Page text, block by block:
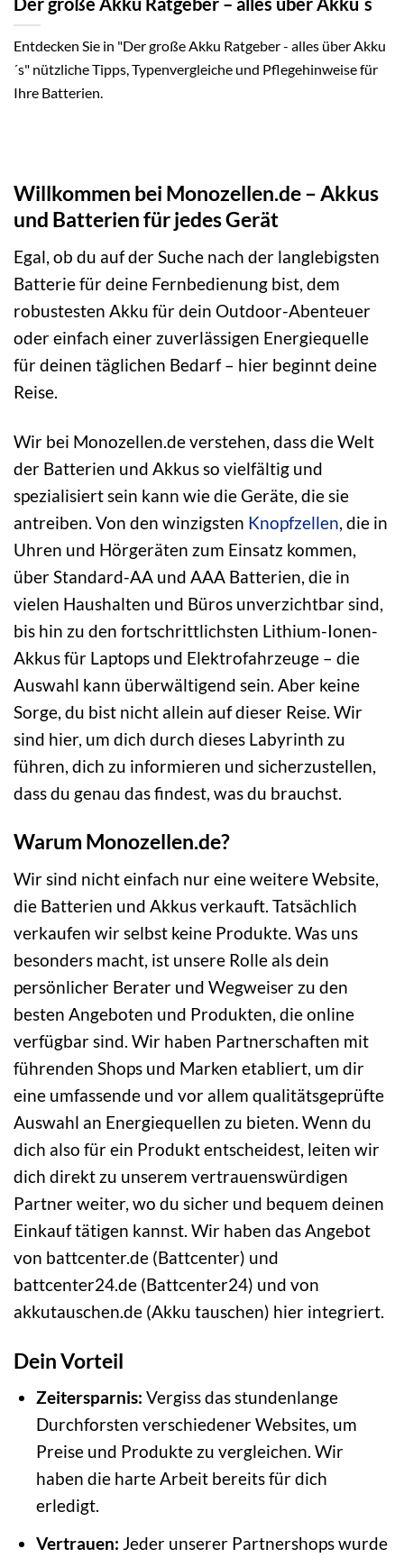
Der große Akku Ratgeber – alles über Akku´s
Entdecken Sie in "Der große Akku Ratgeber - alles über Akku
´s" nützliche Tipps, Typenvergleiche und Pflegehinweise für
Ihre Batterien.
Willkommen bei Monozellen.de – Akkus
und Batterien für jedes Gerät
Egal, ob du auf der Suche nach der langlebigsten
Batterie für deine Fernbedienung bist, dem
robustesten Akku für dein Outdoor-Abenteuer
oder einfach einer zuverlässigen Energiequelle
für deinen täglichen Bedarf – hier beginnt deine
Reise.
Wir bei Monozellen.de verstehen, dass die Welt
der Batterien und Akkus so vielfältig und
spezialisiert sein kann wie die Geräte, die sie
antreiben. Von den winzigsten Knopfzellen , die in
Uhren und Hörgeräten zum Einsatz kommen,
über Standard-AA und AAA Batterien, die in
vielen Haushalten und Büros unverzichtbar sind,
bis hin zu den fortschrittlichsten Lithium-Ionen-
Akkus für Laptops und Elektrofahrzeuge – die
Auswahl kann überwältigend sein. Aber keine
Sorge, du bist nicht allein auf dieser Reise. Wir
sind hier, um dich durch dieses Labyrinth zu
führen, dich zu informieren und sicherzustellen,
dass du genau das findest, was du brauchst.
Warum Monozellen.de?
Wir sind nicht einfach nur eine weitere Website,
die Batterien und Akkus verkauft. Tatsächlich
verkaufen wir selbst keine Produkte. Was uns
besonders macht, ist unsere Rolle als dein
persönlicher Berater und Wegweiser zu den
besten Angeboten und Produkten, die online
verfügbar sind. Wir haben Partnerschaften mit
führenden Shops und Marken etabliert, um dir
eine umfassende und vor allem qualitätsgeprüfte
Auswahl an Energiequellen zu bieten. Wenn du
dich also für ein Produkt entscheidest, leiten wir
dich direkt zu unserem vertrauenswürdigen
Partner weiter, wo du sicher und bequem deinen
Einkauf tätigen kannst. Wir haben das Angebot
von battcenter.de (Battcenter) und
battcenter24.de (Battcenter24) und von
akkutauschen.de (Akku tauschen) hier integriert.
Dein Vorteil
Zeitersparnis: Vergiss das stundenlange
Durchforsten verschiedener Websites, um
Preise und Produkte zu vergleichen. Wir
haben die harte Arbeit bereits für dich
erledigt.
Vertrauen: Jeder unserer Partnershops wurde